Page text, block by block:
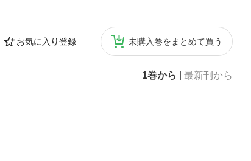
お気に入り登録 未購入巻をまとめて買う
1巻から 最新刊から